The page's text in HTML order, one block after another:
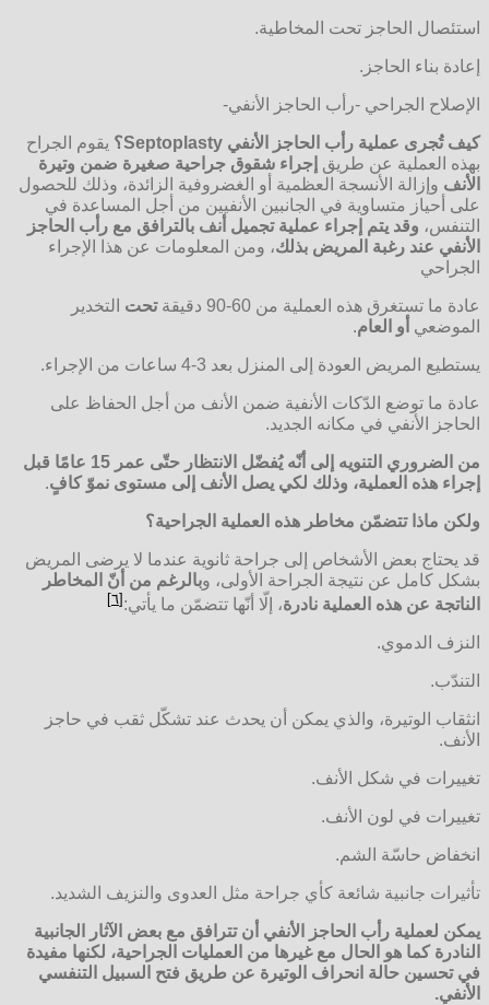
استئصال الحاجز تحت المخاطية.
إعادة بناء الحاجز.
الإصلاح الجراحي -رأب الحاجز الأنفي-
كيف تُجرى عملية رأب الحاجز الأنفي Septoplasty؟ يقوم الجراح
بهذه العملية عن طريق إجراء شقوق جراحية صغيرة ضمن وتيرة
الأنف وإزالة الأنسجة العظمية أو الغضروفية الزائدة، وذلك للحصول
على أحياز متساوية في الجانبين الأنفيين من أجل المساعدة في
التنفس، وقد يتم إجراء عملية تجميل أنف بالترافق مع رأب الحاجز
الأنفي عند رغبة المريض بذلك، ومن المعلومات عن هذا الإجراء
الجراحي
عادة ما تستغرق هذه العملية من 60-90 دقيقة تحت التخدير
الموضعي أو العام.
يستطيع المريض العودة إلى المنزل بعد 3-4 ساعات من الإجراء.
عادة ما توضع الدّكات الأنفية ضمن الأنف من أجل الحفاظ على
الحاجز الأنفي في مكانه الجديد.
من الضروري التنويه إلى أنّه يُفضّل الانتظار حتّى عمر 15 عامًا قبل
إجراء هذه العملية، وذلك لكي يصل الأنف إلى مستوى نموّ كافٍ.
ولكن ماذا تتضمّن مخاطر هذه العملية الجراحية؟
قد يحتاج بعض الأشخاص إلى جراحة ثانوية عندما لا يرضى المريض
بشكل كامل عن نتيجة الجراحة الأولى، وبالرغم من أنّ المخاطر
الناتجة عن هذه العملية نادرة، إلّا أنّها تتضمّن ما يأتي:[٦]
النزف الدموي.
التندّب.
انثقاب الوتيرة، والذي يمكن أن يحدث عند تشكّل ثقب في حاجز
الأنف.
تغييرات في شكل الأنف.
تغييرات في لون الأنف.
انخفاض حاسّة الشم.
تأثيرات جانبية شائعة كأي جراحة مثل العدوى والنزيف الشديد.
يمكن لعملية رأب الحاجز الأنفي أن تترافق مع بعض الآثار الجانبية
النادرة كما هو الحال مع غيرها من العمليات الجراحية، لكنها مفيدة
في تحسين حالة انحراف الوتيرة عن طريق فتح السبيل التنفسي
الأنفي.